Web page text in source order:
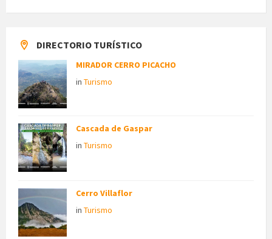
DIRECTORIO TURÍSTICO
MIRADOR CERRO PICACHO
in Turismo
Cascada de Gaspar
in Turismo
Cerro Villaflor
in Turismo